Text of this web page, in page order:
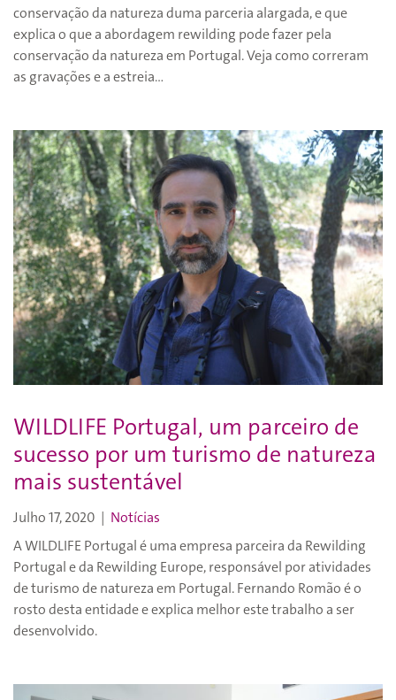
conservação da natureza duma parceria alargada, e que
explica o que a abordagem rewilding pode fazer pela
conservação da natureza em Portugal. Veja como correram
as gravações e a estreia…
WILDLIFE Portugal, um parceiro de
sucesso por um turismo de natureza
mais sustentável
Julho 17, 2020 | Notícias
A WILDLIFE Portugal é uma empresa parceira da Rewilding
Portugal e da Rewilding Europe, responsável por atividades
de turismo de natureza em Portugal. Fernando Romão é o
rosto desta entidade e explica melhor este trabalho a ser
desenvolvido.